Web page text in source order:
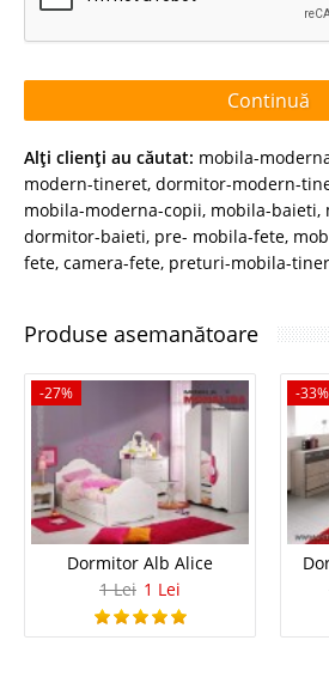
Continuă
Alţi clienţi au căutat: mobila-
modern-tineret, dormitor-modern-
mobila-moderna-copii, mobila-baieti,
dormitor-baieti, pre- mobila-fete,
fete, camera-fete, preturi-mobila-
Produse asemanătoare
-27%
Dormitor Alb Alice
1 Lei 1 Lei
-33%